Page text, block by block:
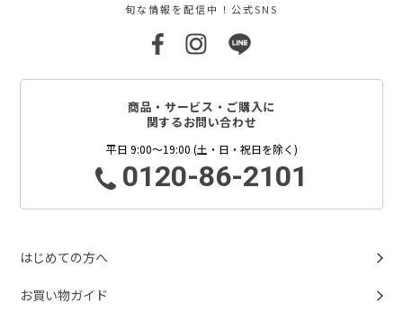
旬な情報を配信中！公式SNS
商品・サービス・ご購入に
関するお問い合わせ
平日 9:00～19:00 (土・日・祝日を除く)
0120-86-2101
はじめての方へ
お買い物ガイド